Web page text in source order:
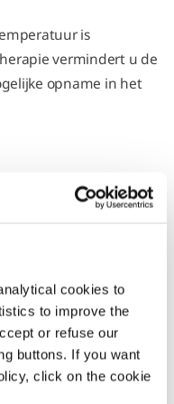
cookies to
to improve the
or refuse our
buttons. If you want
click on the cookie
is
vermindert u de
opname in het
in volgens het
het gebruik, de
regelmatig contact op
therapie? U kunt ons
bereiken via:013-
ons ook buiten deze